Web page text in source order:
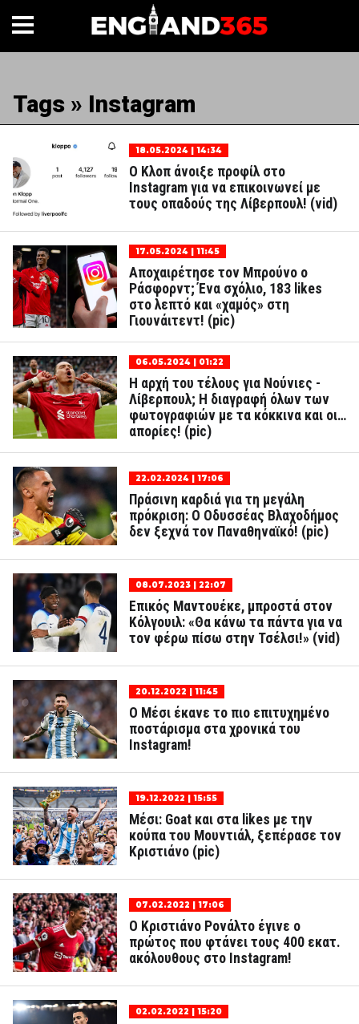
Tags » Instagram
18.05.2024 | 14:34
O Κλοπ άνοιξε προφίλ στο
Instagram για να επικοινωνεί με
τους οπαδούς της Λίβερπουλ! (vid)
17.05.2024 | 11:45
Αποχαιρέτησε τον Μπρούνο ο
Ράσφορντ; Ένα σχόλιο, 183 likes
στο λεπτό και «χαμός» στη
Γιουνάιτεντ! (pic)
06.05.2024 | 01:22
Η αρχή του τέλους για Νούνιες -
Λίβερπουλ; Η διαγραφή όλων των
φωτογραφιών με τα κόκκινα και οι…
απορίες! (pic)
22.02.2024 | 17:06
Πράσινη καρδιά για τη μεγάλη
πρόκριση: Ο Οδυσσέας Βλαχοδήμος
δεν ξεχνά τον Παναθηναϊκό! (pic)
08.07.2023 | 22:07
Επικός Μαντουέκε, μπροστά στον
Κόλγουιλ: «Θα κάνω τα πάντα για να
τον φέρω πίσω στην Τσέλσι!» (vid)
20.12.2022 | 11:45
Ο Μέσι έκανε το πιο επιτυχημένο
ποστάρισμα στα χρονικά του
Instagram!
19.12.2022 | 15:55
Μέσι: Goat και στα likes με την
κούπα του Μουντιάλ, ξεπέρασε τον
Κριστιάνο (pic)
07.02.2022 | 17:06
Ο Κριστιάνο Ρονάλτο έγινε ο
πρώτος που φτάνει τους 400 εκατ.
ακόλουθους στο Instagram!
02.02.2022 | 15:20